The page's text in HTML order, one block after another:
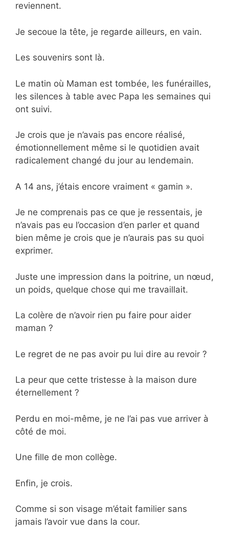
reviennent.
Je secoue la tête, je regarde ailleurs, en vain.
Les souvenirs sont là.
Le matin où Maman est tombée, les funérailles,
les silences à table avec Papa les semaines qui
ont suivi.
Je crois que je n’avais pas encore réalisé,
émotionnellement même si le quotidien avait
radicalement changé du jour au lendemain.
A 14 ans, j’étais encore vraiment « gamin ».
Je ne comprenais pas ce que je ressentais, je
n’avais pas eu l’occasion d’en parler et quand
bien même je crois que je n’aurais pas su quoi
exprimer.
Juste une impression dans la poitrine, un nœud,
un poids, quelque chose qui me travaillait.
La colère de n’avoir rien pu faire pour aider
maman ?
Le regret de ne pas avoir pu lui dire au revoir ?
La peur que cette tristesse à la maison dure
éternellement ?
Perdu en moi-même, je ne l’ai pas vue arriver à
côté de moi.
Une fille de mon collège.
Enfin, je crois.
Comme si son visage m’était familier sans
jamais l’avoir vue dans la cour.